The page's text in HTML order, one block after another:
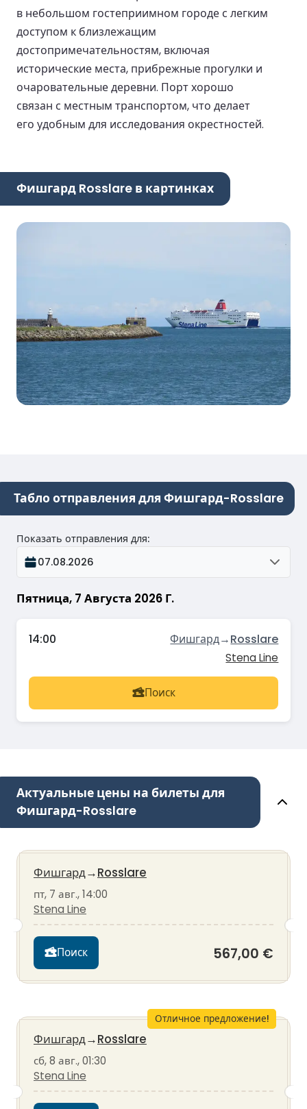
в небольшом гостеприимном городе с легким
доступом к близлежащим
достопримечательностям, включая
исторические места, прибрежные прогулки и
очаровательные деревни. Порт хорошо
связан с местным транспортом, что делает
его удобным для исследования окрестностей.
Фишгард Rosslare в картинках
Табло отправления для Фишгард-Rosslare
Пятница, 7 Августа 2026 Г.
Показать отправления для:
07.08.2026
14:00 Фишгард→Rosslare
Stena Line
Поиск
Актуальные цены на билеты для
Фишгард-Rosslare
Фишгард→Rosslare
пт, 7 авг., 14:00
Stena Line
Поиск 567,00 €
Отличное предложение!
Фишгард→Rosslare
сб, 8 авг., 01:30
Stena Line